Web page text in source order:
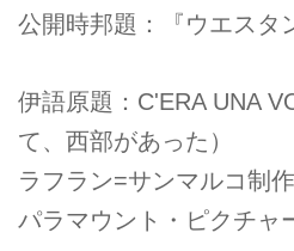
公開時邦題：『ウエスタ
伊語原題：C'ERA UNA
て、西部があった）
ラフラン=サンマルコ制作
パラマウント・ピクチャ